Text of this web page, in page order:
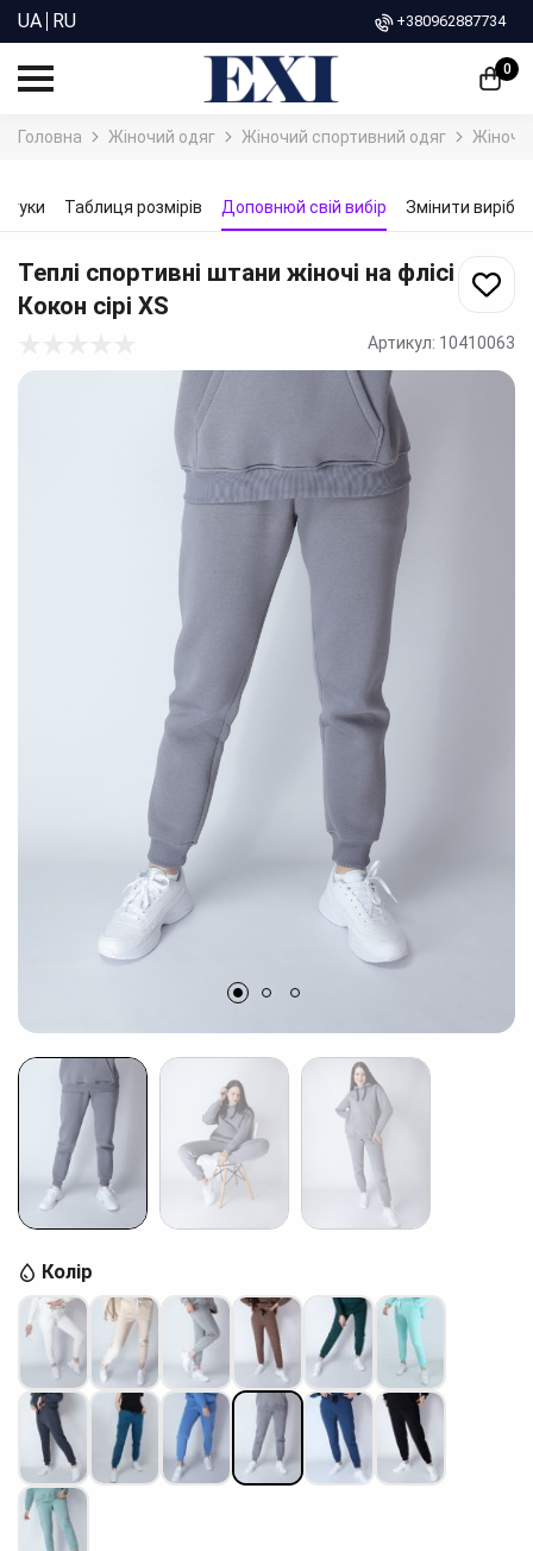
UA RU +380962887734
0
Головна Жіночий одяг Жіночий спортивний одяг Жіночі
Таблиця розмірів Доповнюй свій вибір Змінити виріб
Теплі спортивні штани жіночі на флісі
Кокон сірі XS
Артикул: 10410063
Колір